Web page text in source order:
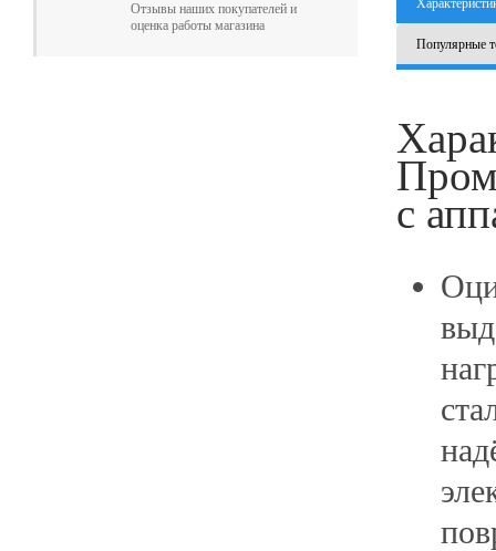
Отзывы наших покупателей и
оценка работы магазина
Популярные
с